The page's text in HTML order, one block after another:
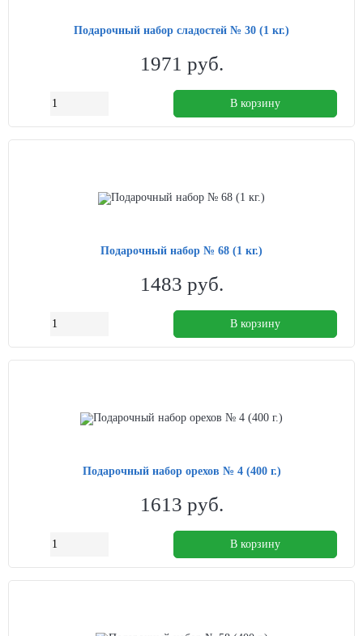
Подарочный набор сладостей № 30 (1 кг.)
1971 руб.
В корзину
Подарочный набор № 68 (1 кг.)
1483 руб.
В корзину
Подарочный набор орехов № 4 (400 г.)
1613 руб.
В корзину